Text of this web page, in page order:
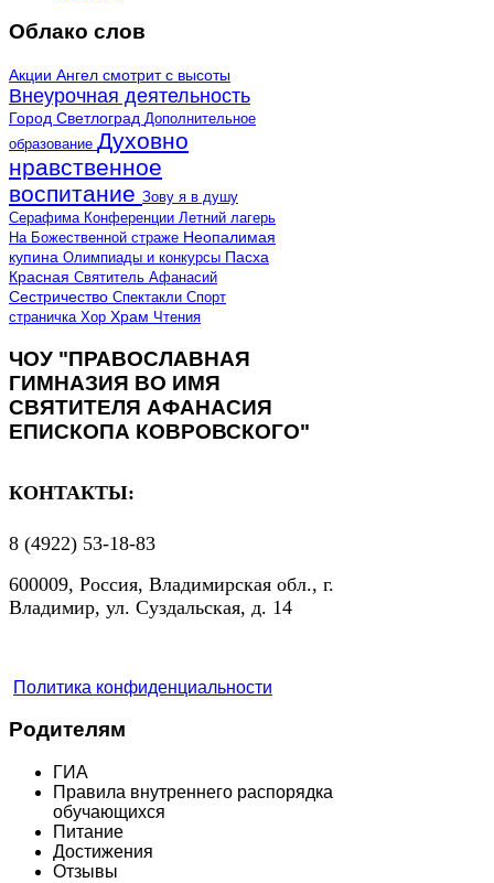
Облако слов
Акции Ангел смотрит с высоты
Внеурочная деятельность
Город Светлоград Дополнительное
образование Духовно
нравственное
воспитание Зову я в душу
Серафима Конференции Летний лагерь
На Божественной страже Неопалимая
купина Олимпиады и конкурсы Пасха
Красная Святитель Афанасий
Сестричество Спектакли Спорт
страничка Хор Храм Чтения
ЧОУ "ПРАВОСЛАВНАЯ
ГИМНАЗИЯ ВО ИМЯ
СВЯТИТЕЛЯ АФАНАСИЯ
ЕПИСКОПА КОВРОВСКОГО"
КОНТАКТЫ:
8 (4922) 53-18-83
600009, Россия, Владимирская обл., г.
Владимир, ул. Суздальская, д. 14
Политика конфиденциальности
Родителям
ГИА
Правила внутреннего распорядка
обучающихся
Питание
Достижения
Отзывы